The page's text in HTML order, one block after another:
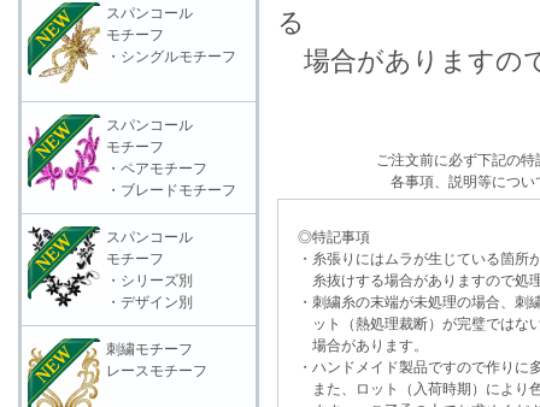
る
場合がありますの
ご注文前に必ず下記の
各事項、説明等につい
◎特記事項
・糸張りにはムラが生じている箇所
糸抜けする場合がありますので処
・刺繍糸の末端が未処理の場合、刺
ット（熱処理裁断）が完璧ではな
場合があります。
・ハンドメイド製品ですので作りに
また、ロット（入荷時期）により
スパンコール
モチーフ
・シングルモチーフ
スパンコール
モチーフ
・ペアモチーフ
・ブレードモチーフ
スパンコール
モチーフ
・シリーズ別
・デザイン別
刺繍モチーフ
レースモチーフ